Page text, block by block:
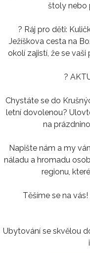
štoly nebo
? Ráj pro děti:
Ježíškova cesta na
okolí zajistí, že se
?
Chystáte se do
letní dovolenou?
na
Napište nám a my
náladu a hromadu
regionu,
Těšíme se na
Ubytování se skvělou